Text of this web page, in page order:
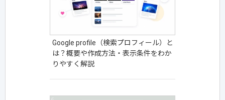
Google profile（検索プロフィール）と
は？概要や作成方法・表示条件をわか
りやすく解説